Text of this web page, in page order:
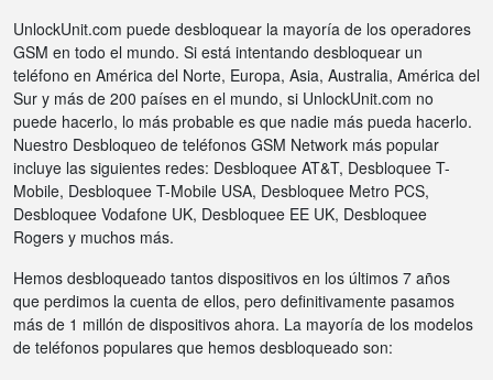
UnlockUnit.com puede desbloquear la mayoría de los operadores
GSM en todo el mundo. Si está intentando desbloquear un
teléfono en América del Norte, Europa, Asia, Australia, América del
Sur y más de 200 países en el mundo, si UnlockUnit.com no
puede hacerlo, lo más probable es que nadie más pueda hacerlo.
Nuestro Desbloqueo de teléfonos GSM Network más popular
incluye las siguientes redes: Desbloquee AT&T, Desbloquee T-
Mobile, Desbloquee T-Mobile USA, Desbloquee Metro PCS,
Desbloquee Vodafone UK, Desbloquee EE UK, Desbloquee
Rogers y muchos más.
Hemos desbloqueado tantos dispositivos en los últimos 7 años
que perdimos la cuenta de ellos, pero definitivamente pasamos
más de 1 millón de dispositivos ahora. La mayoría de los modelos
de teléfonos populares que hemos desbloqueado son: